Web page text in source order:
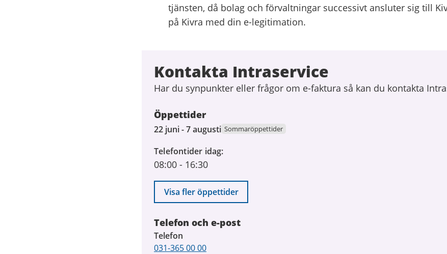
tjänsten, då bolag och förvaltningar successivt ansluter sig till
på Kivra med din e-legitimation.
Kontakta Intraservice
Har du synpunkter eller frågor om e-faktura så kan du kontakta
Öppettider
22
2026
till
augusti
2026
22 juni - 7 augusti Sommaröppettider
Telefontider idag
08:00 - 16:30
Visa fler öppettider
Telefon och e-post
Telefon
031-365 00 00